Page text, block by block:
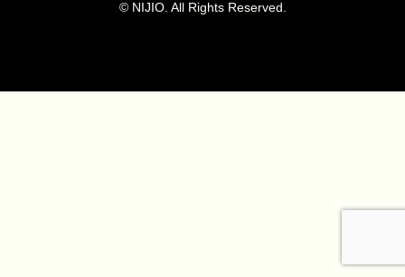
© NIJIO. All Rights Reserved.